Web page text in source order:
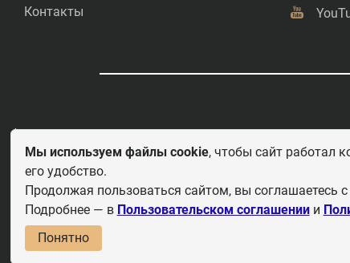
Контакты
Любое использование и перепечатка материалов
этих важных страницах истории должны быть свободными
рассказывать детям.
Мы используем файлы cookie, чтобы сайт работал
его удобство.
Продолжая пользоваться сайтом, вы соглашаетесь
Подробнее — в Пользовательском соглашениии
Понятно